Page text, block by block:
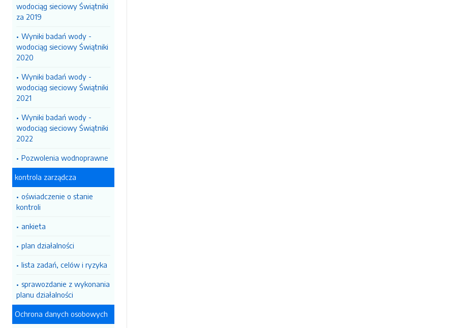
wodociąg sieciowy Świątniki
za 2019
Wyniki badań wody -
wodociąg sieciowy Świątniki
2020
Wyniki badań wody -
wodociąg sieciowy Świątniki
2021
Wyniki badań wody -
wodociąg sieciowy Świątniki
2022
Pozwolenia wodnoprawne
kontrola zarządcza
oświadczenie o stanie
kontroli
ankieta
plan działalności
lista zadań, celów i ryzyka
sprawozdanie z wykonania
planu działalności
Ochrona danych osobowych